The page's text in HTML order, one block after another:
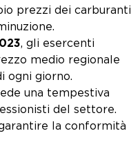
prezzi dei carburanti
, gli esercenti
medio regionale
ogni giorno.
una tempestiva
del settore.
la conformità